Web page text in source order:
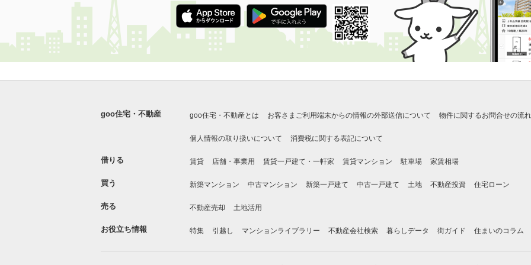
goo住宅・不動産 goo住宅・不動産とは お客さまご利用端末からの情報の外部送信について 物件に関するお問合せの流れ
個人情報の取り扱いについて 消費税に関する表記について
借りる 賃貸 店舗・事業用 賃貸一戸建て・一軒家 賃貸マンション 駐車場 家賃相場
買う 新築マンション 中古マンション 新築一戸建て 中古一戸建て 土地 不動産投資 住宅ローン
売る 不動産売却 土地活用
お役立ち情報 特集 引越し マンションライブラリー 不動産会社検索 暮らしデータ 街ガイド 住まいのコラム